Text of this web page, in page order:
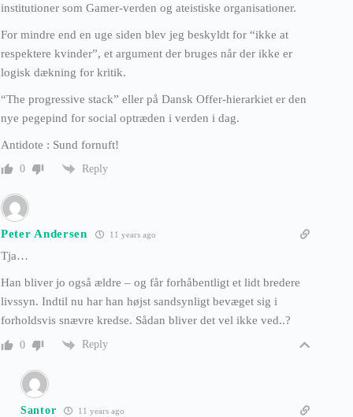
institutioner som Gamer-verden og ateistiske organisationer.
For mindre end en uge siden blev jeg beskyldt for “ikke at
respektere kvinder”, et argument der bruges når der ikke er
logisk dækning for kritik.
“The progressive stack” eller på Dansk Offer-hierarkiet er den
nye pegepind for social optræden i verden i dag.
Antidote : Sund fornuft!
0 Reply
Peter Andersen 11 years ago
Tja…
Han bliver jo også ældre – og får forhåbentligt et lidt bredere
livssyn. Indtil nu har han højst sandsynligt bevæget sig i
forholdsvis snævre kredse. Sådan bliver det vel ikke ved..?
0 Reply
Santor 11 years ago